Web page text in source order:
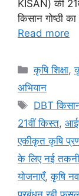
KISAN) की
किसान गोष्ठी
Read more
कृषि शिक्षा,
अभियान
DBT
21वीं किस्त,
एकीकृत कृषि
के लिए नई
योजनाएँ,कृषि